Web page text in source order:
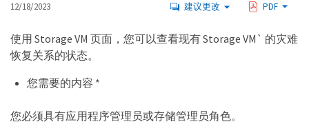
12/18/2023 建议更改 PDF
使用 Storage VM 页面，您可以查看现有 Storage VM` 的灾难
恢复关系的状态。
您需要的内容 *
您必须具有应用程序管理员或存储管理员角色。